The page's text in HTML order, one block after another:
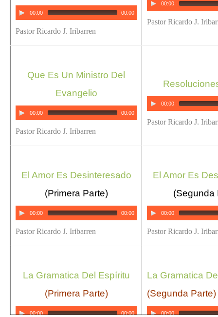
00:00 00:00
Pastor Ricardo J. Iribarren
00:00
Pastor Ricardo J.
Que Es Un Ministro Del
Evangelio
00:00 00:00
Pastor Ricardo J. Iribarren
00:00
Pastor Ricardo J.
El Amor Es Desinteresado
(Primera Parte)
00:00 00:00
Pastor Ricardo J. Iribarren
El Amor Es
(Segunda
00:00
Pastor Ricardo J.
La Gramatica Del Espíritu
(Primera Parte)
00:00 00:00
La Gramatica
(Segunda Parte)
00:00